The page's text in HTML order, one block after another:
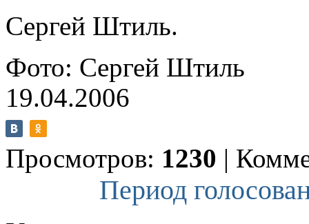
Сергей Штиль.
Фото: Сергей Штиль
19.04.2006
Просмотров: 1230 |
Период